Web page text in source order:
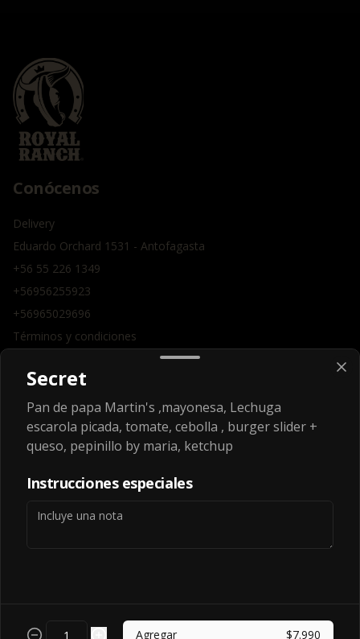
Conócenos
Delivery
Eduardo Orchard 1531 - Antofagasta
+56 55 226 1349
+56956255923
+56965029696
Términos y condiciones
Instagram
Facebook
Mi cuenta
Secret
Pan de papa Martin's ,mayonesa, Lechuga
escarola picada, tomate, cebolla , burger slider +
queso, pepinillo by maria, ketchup
Instrucciones especiales
Agregar $7.990